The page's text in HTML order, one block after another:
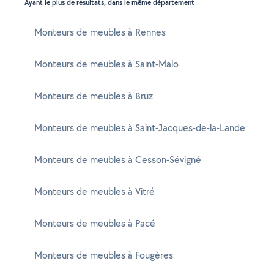
Ayant le plus de résultats, dans le même département
Monteurs de meubles à Rennes
Monteurs de meubles à Saint-Malo
Monteurs de meubles à Bruz
Monteurs de meubles à Saint-Jacques-de-la-Lande
Monteurs de meubles à Cesson-Sévigné
Monteurs de meubles à Vitré
Monteurs de meubles à Pacé
Monteurs de meubles à Fougères